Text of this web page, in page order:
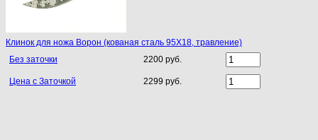
Клинок для ножа Ворон (кованая сталь 95Х18, травление)
Без заточки
2200 руб.
Цена с Заточкой 2299 руб.